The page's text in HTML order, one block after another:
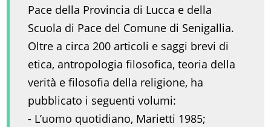
Pace della Provincia di Lucca e della
Scuola di Pace del Comune di Senigallia.
Oltre a circa 200 articoli e saggi brevi di
etica, antropologia filosofica, teoria della
verità e filosofia della religione, ha
pubblicato i seguenti volumi:
- L’uomo quotidiano, Marietti 1985;